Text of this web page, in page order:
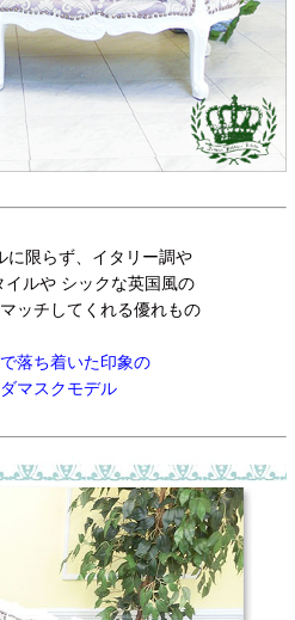
に限らず、イタリー調や
イルや シックな英国風の
ッチしてくれる優れもの
落ち着いた印象の
ダマスクモデル